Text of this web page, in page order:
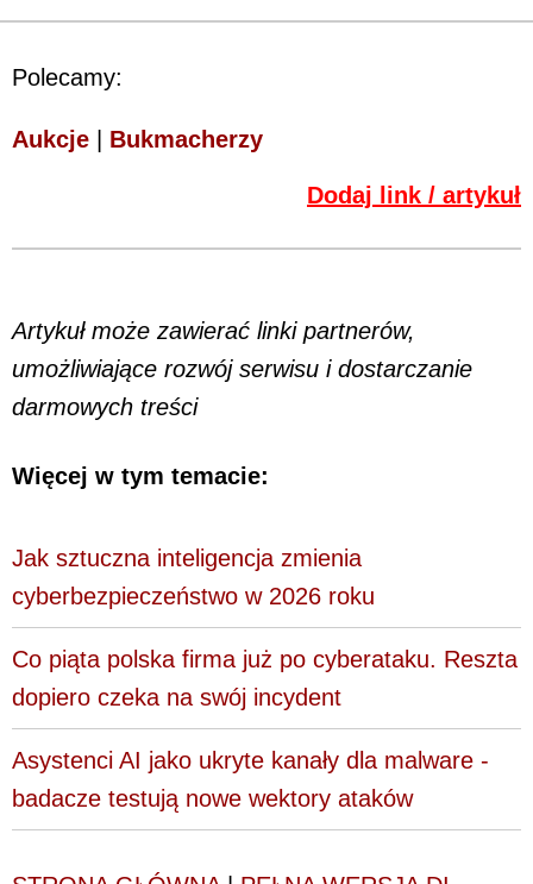
Polecamy:
Aukcje Bukmacherzy
Dodaj link / artykuł
Artykuł może zawierać linki partnerów,
umożliwiające rozwój serwisu i dostarczanie
darmowych treści
Więcej w tym temacie:
Jak sztuczna inteligencja zmienia
cyberbezpieczeństwo w 2026 roku
Co piąta polska firma już po cyberataku. Reszta
dopiero czeka na swój incydent
Asystenci AI jako ukryte kanały dla malware -
badacze testują nowe wektory ataków